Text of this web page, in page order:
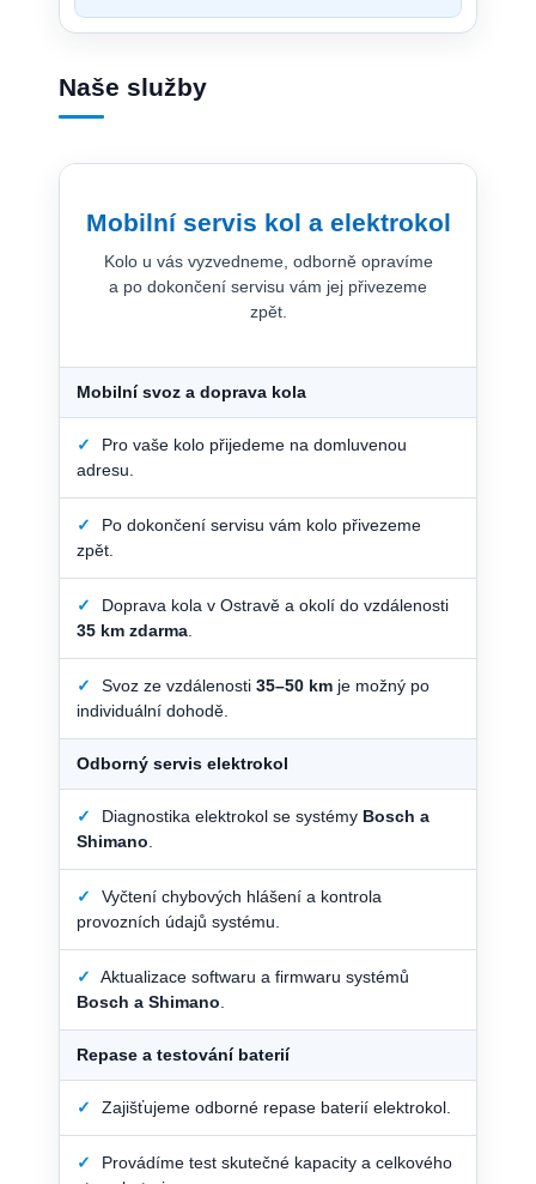
Naše služby
Mobilní servis kol a elektrokol
Kolo u vás vyzvedneme, odborně opravíme
a po dokončení servisu vám jej přivezeme
zpět.
Mobilní svoz a doprava kola
✓
Pro vaše kolo přijedeme na domluvenou
adresu.
✓
Po dokončení servisu vám kolo přivezeme
zpět.
✓
Doprava kola v Ostravě a okolí do vzdálenosti
35 km zdarma.
✓ Svoz ze vzdálenosti 35–50 km je možný po
individuální dohodě.
Odborný servis elektrokol
✓ Diagnostika elektrokol se systémy Bosch a
Shimano.
✓
Vyčtení chybových hlášení a kontrola
provozních údajů systému.
✓
Aktualizace softwaru a firmwaru systémů
Bosch a Shimano.
Repase a testování baterií
✓ Zajišťujeme odborné repase baterií elektrokol.
✓
Provádíme test skutečné kapacity a celkového